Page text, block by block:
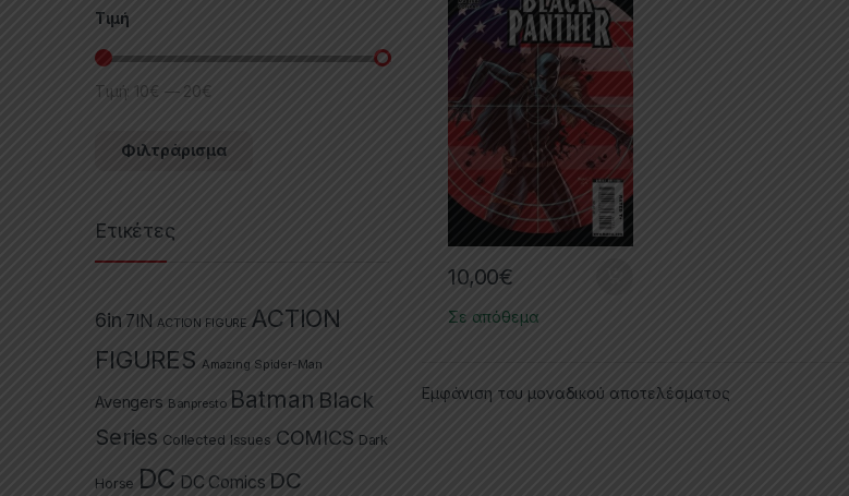
10,00€
Σε απόθεμα
Εμφάνιση του μοναδικού αποτελέσματος
Τιμή
Φιλτράρισμα
Τιμή: 10€ — 20€
Ετικέτες
6in 7IN ACTION FIGURE ACTION
FIGURES Amazing Spider-Man
Avengers Banpresto Batman Black
Series Collected Issues COMICS Dark
Horse DC DC Comics DC